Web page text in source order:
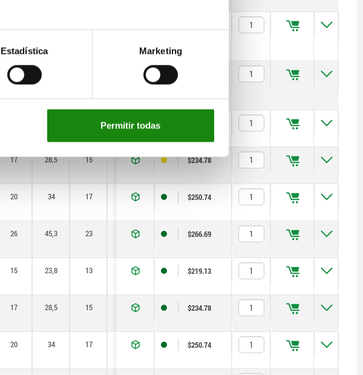
Estadística Marketing
Permitir todas
20
26 90
4 7
17 28,5 15 5 10 1,3 15
$234.78
20 34 17 12 1,8 20
$250.74
26 45,3 23 16 2,3 90
$266.69
15 23,8 13 8 1 7
$219.13
17 28,5 15 10 1,3 15
$234.78
20 34 17 12 1,8 20
$250.74